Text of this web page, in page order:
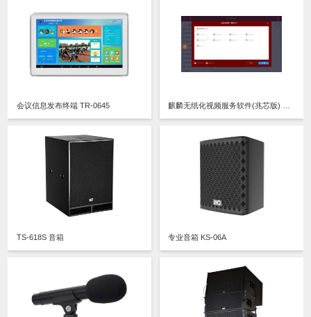
会议信息发布终端 TR-0645
TS-618S 音箱 专业音箱 KS-06A